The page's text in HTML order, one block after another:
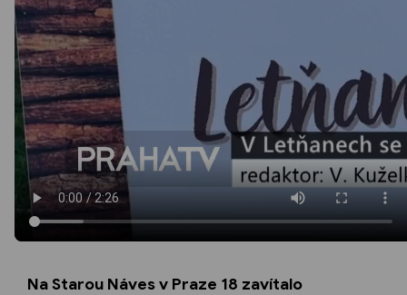
Na Starou Náves v Praze 18 zavítalo